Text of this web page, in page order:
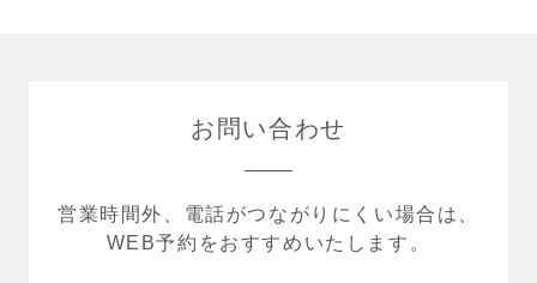
お問い合わせ
営業時間外、電話がつながりにくい場合は、
WEB予約をおすすめいたします。